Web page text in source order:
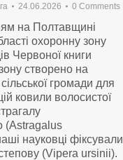
24.06.2026 0 Comments
на Полтавщині
охоронну зону
Червоної книги
створено на
громади для
ковили волосистої
(Astragalus
науковці фіксували
(Vipera ursinii).